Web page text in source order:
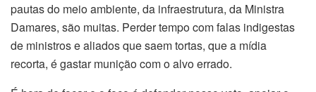
pautas do meio ambiente, da infraestrutura, da Ministra
Damares, são muitas. Perder tempo com falas indigestas
de ministros e aliados que saem tortas, que a mídia
recorta, é gastar munição com o alvo errado.